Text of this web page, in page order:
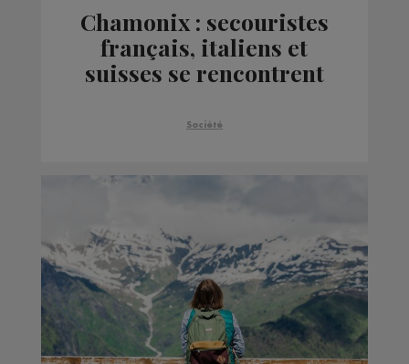
Chamonix : secouristes
français, italiens et
suisses se rencontrent
collaboration
Société